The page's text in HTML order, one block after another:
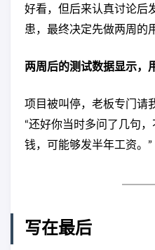
好看，但后来认真讨论后
患，最终决定先做两周的
两周后的测试数据显示，
项目被叫停，老板专门请
“还好你当时多问了几句
钱，可能够发半年工资。”
写在最后